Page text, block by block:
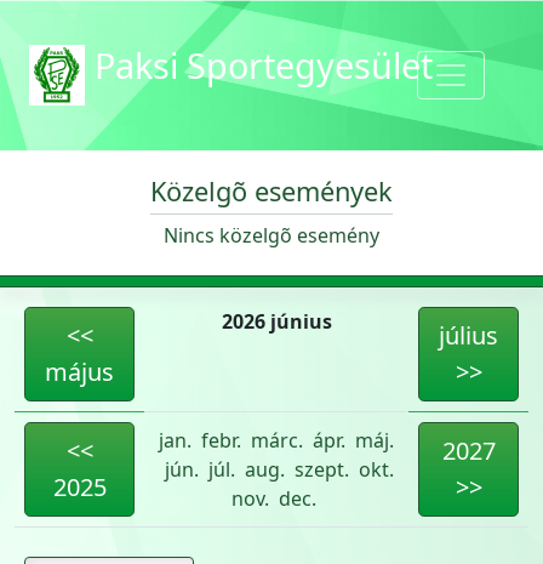
Paksi Sportegyesület
Közelgõ események
Nincs közelgõ esemény
<<
május
2026 június
július
>>
<<
2025
jan. febr. márc. ápr. máj.
jún. júl. aug. szept. okt.
nov. dec.
2027
>>